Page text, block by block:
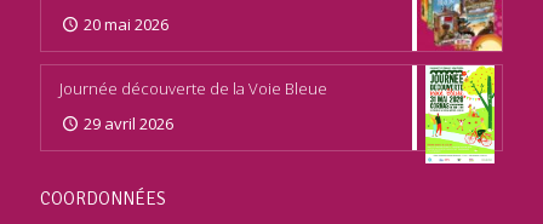
20 mai 2026
Journée découverte de la Voie Bleue
29 avril 2026
COORDONNÉES